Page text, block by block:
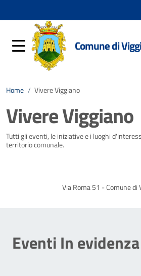
Comune di
Home / Vivere Viggiano
Vivere Viggiano
Tutti gli eventi, le iniziative e i luoghi
territorio comunale.
Via Roma 51 - Comune di
Eventi In evidenza